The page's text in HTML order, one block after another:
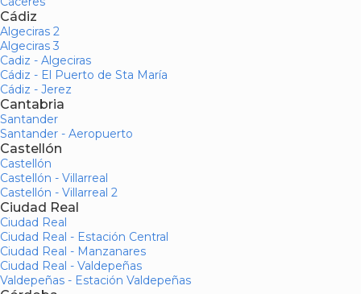
Cádiz
Algeciras 2
Algeciras 3
Cadiz - Algeciras
Cádiz - El Puerto de Sta María
Cádiz - Jerez
Cantabria
Santander
Santander - Aeropuerto
Castellón
Castellón
Castellón - Villarreal
Castellón - Villarreal 2
Ciudad Real
Ciudad Real
Ciudad Real - Estación Central
Ciudad Real - Manzanares
Ciudad Real - Valdepeñas
Valdepeñas - Estación Valdepeñas